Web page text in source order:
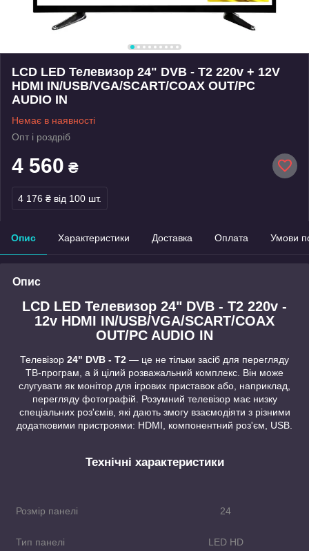
LCD LED Телевизор 24" DVB - T2 220v + 12V
HDMI IN/USB/VGA/SCART/COAX OUT/PC
AUDIO IN
Немає в наявності
Опт і роздріб
4 560 ₴
4 176 ₴ від 100 шт.
Опис Характеристики Доставка Оплата Умови
Опис
LCD LED Телевизор 24" DVB - T2 220v -
12v HDMI IN/USB/VGA/SCART/COAX
OUT/PC AUDIO IN
Телевізор 24" DVB - T2 — це не тільки засіб для перегляду
ТВ-програм, а й цілий розважальний комплекс. Він може
слугувати як монітор для ігрових приставок або, наприклад,
перегляду фотографій. Розумний телевізор має низку
спеціальних роз'ємів, які дають змогу взаємодіяти з різними
додатковими пристроями: HDMI, компонентний роз'єм, USB.
Технічні характеристики
Розмір панелі 24
Тип панелі LED HD